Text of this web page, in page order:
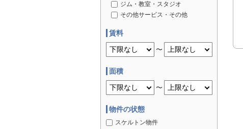
ジム・教室・スタジオ
その他サービス・その他
賃料
〜
面積
〜
物件の状態
スケルトン物件